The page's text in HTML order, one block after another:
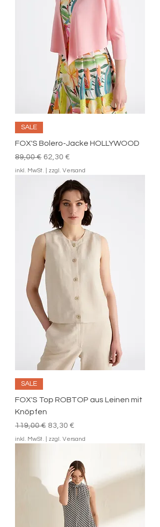
SALE
FOX'S Bolero-Jacke HOLLYWOOD
Standardpreis
89,00 € Sale-Preis
62,30 €
inkl. MwSt. zzgl. Versand
SALE
FOX'S Top ROBTOP aus Leinen mit
Knöpfen
Standardpreis
119,00 € Sale-Preis
83,30 €
inkl. MwSt. zzgl. Versand